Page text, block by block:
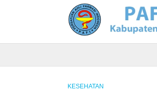
KESEHATAN